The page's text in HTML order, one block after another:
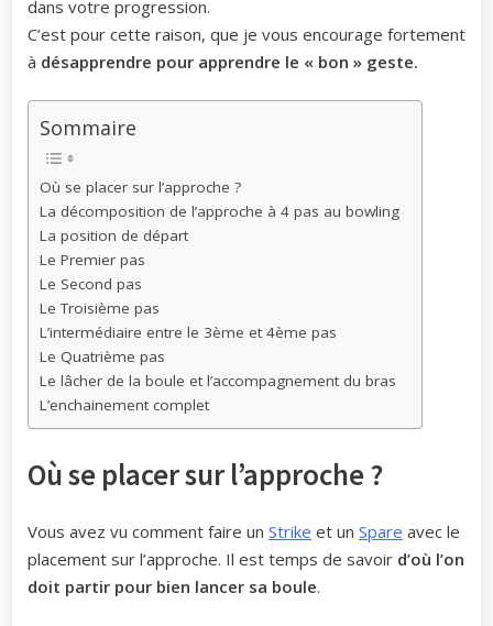
dans votre progression.
C’est pour cette raison, que je vous encourage fortement
à désapprendre pour apprendre le « bon » geste.
Sommaire
Où se placer sur l’approche ?
La décomposition de l’approche à 4 pas au bowling
La position de départ
Le Premier pas
Le Second pas
Le Troisième pas
L’intermédiaire entre le 3ème et 4ème pas
Le Quatrième pas
Le lâcher de la boule et l’accompagnement du bras
L’enchainement complet
Où se placer sur l’approche ?
Vous avez vu comment faire un Strike et un Spare avec le
placement sur l’approche. Il est temps de savoir d’où l’on
doit partir pour bien lancer sa boule.